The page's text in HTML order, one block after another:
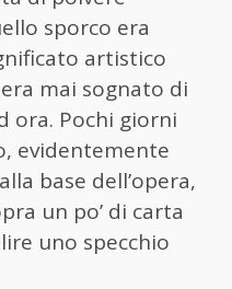
sporco era
artistico
mai sognato di
ora. Pochi giorni
evidentemente
base dell’opera,
un po’ di carta
uno specchio